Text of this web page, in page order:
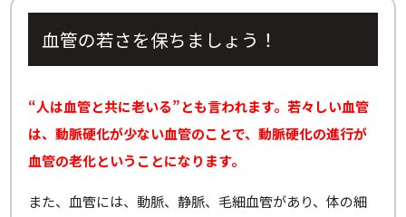
血管の若さを保ちましょう！
“人は血管と共に老いる”とも言われます。若々しい血管
は、動脈硬化が少ない血管のことで、動脈硬化の進行が
血管の老化ということになります。
また、血管には、動脈、静脈、毛細血管があり、体の細